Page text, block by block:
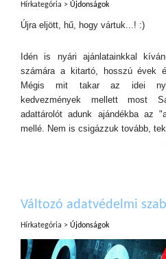
Hírkategória > Újdonságok
Újra eljött, hű, hogy vártuk...! :)
Idén is nyári ajánlatainkkal
számára a kitartó, hosszú évek
Mégis mit takar az idei
kedvezmények mellett most
adattárolót adunk ajándékba az
mellé. Nem is csigázzuk tovább,
Változó adatvédelmi
Hírkategória > Újdonságok